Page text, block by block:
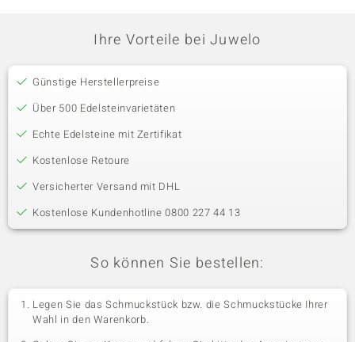
Ihre Vorteile bei Juwelo
Günstige Herstellerpreise
Über 500 Edelsteinvarietäten
Echte Edelsteine mit Zertifikat
Kostenlose Retoure
Versicherter Versand mit DHL
Kostenlose Kundenhotline 0800 227 44 13
So können Sie bestellen:
Legen Sie das Schmuckstück bzw. die Schmuckstücke Ihrer
Wahl in den Warenkorb.